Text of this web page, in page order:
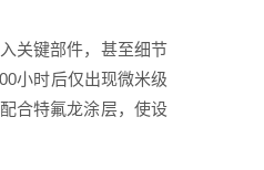
关键部件，甚至细节
小时后仅出现微米级
合特氟龙涂层，使设